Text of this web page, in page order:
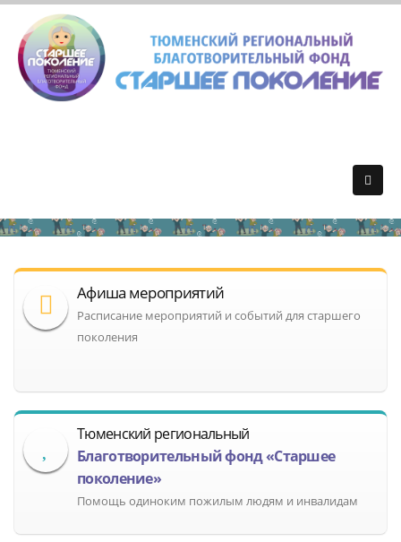
Афиша мероприятий
Расписание мероприятий и событий для старшего
поколения
Тюменский региональный
Благотворительный фонд «Старшее
поколение»
Помощь одиноким пожилым людям и инвалидам